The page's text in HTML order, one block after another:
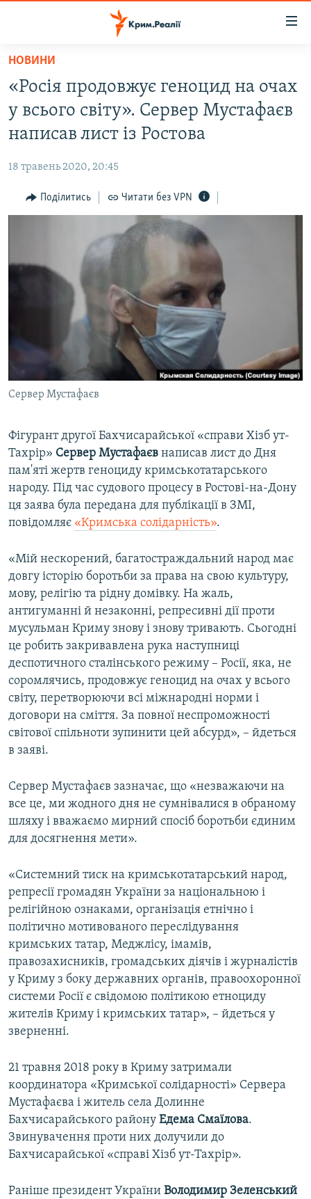
Перейти
основного
матеріалу
Перейти
до
основної
навігації
Перейти
до
ВОДА.КРИМ
БЛОГИ
ПОГЛЯД
СПЕЦПРОЕКТИ
ВІДЕОУРОКИ «ELIFBE»
СВІДЧЕННЯ ОКУПАЦІЇ
УКРАЇНСЬКА ПРОБЛЕМА КРИМУ
ІНФОГРАФІКА
ЯК ОБІЙТИ БЛОКУВАННЯ
Русский
Qırımtatar
ДОЛУЧАЙСЯ!
Усі сайти RFE/RL
НОВИНИ
«Росія продовжує геноцид на очах
у всього світу». Сервер Мустафаєв
написав лист із Ростова
18 травень 2020, 20:45
Поділитись Читати без VPN
Сервер Мустафаєв
Фігурант другої Бахчисарайської «справи Хізб ут-
Тахрір» Сервер Мустафаєв написав лист до Дня
пам'яті жертв геноциду кримськотатарського
народу. Під час судового процесу в Ростові-на-Дону
ця заява була передана для публікації в ЗМІ,
повідомляє «Кримська солідарність».
«Мій нескорений, багатостраждальний народ має
довгу історію боротьби за права на свою культуру,
мову, релігію та рідну домівку. На жаль,
антигуманні й незаконні, репресивні дії проти
мусульман Криму знову і знову тривають. Сьогодні
це робить закривавлена рука наступниці
деспотичного сталінського режиму – Росії, яка, не
соромлячись, продовжує геноцид на очах у всього
світу, перетворюючи всі міжнародні норми і
договори на сміття. За повної неспроможності
світової спільноти зупинити цей абсурд», – йдеться
в заяві.
Сервер Мустафаєв зазначає, що «незважаючи на
все це, ми жодного дня не сумнівалися в обраному
шляху і вважаємо мирний спосіб боротьби єдиним
для досягнення мети».
«Системний тиск на кримськотатарський народ,
репресії громадян України за національною і
релігійною ознаками, організація етнічно і
політично мотивованого переслідування
кримських татар, Меджлісу, імамів,
правозахисників, громадських діячів і журналістів
у Криму з боку державних органів, правоохоронної
системи Росії є свідомою політикою етноциду
жителів Криму і кримських татар», – йдеться у
зверненні.
21 травня 2018 року в Криму затримали
координатора «Кримської солідарності» Сервера
Мустафаєва і житель села Долинне
Бахчисарайського району Едема Смаїлова.
Звинувачення проти них долучили до
Бахчисарайської «справі Хізб ут-Тахрір».
Раніше президент України Володимир Зеленський